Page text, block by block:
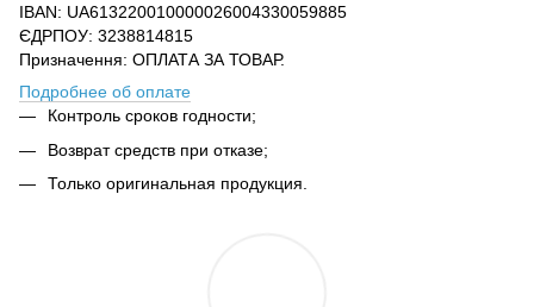
IBAN: UA613220010000026004330059885
ЄДРПОУ: 3238814815
Призначення: ОПЛАТА ЗА ТОВАР.
Подробнее об оплате
Контроль сроков годности;
Возврат средств при отказе;
Только оригинальная продукция.